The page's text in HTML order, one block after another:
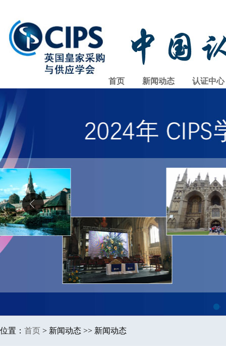
首页 新闻动态 认证中心
1
位置： 首页 > 新闻动态 >> 新闻动态